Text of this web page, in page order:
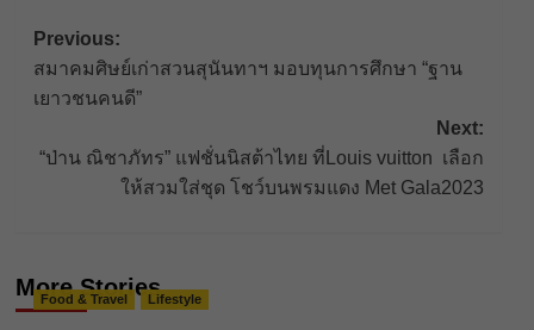
Post
navigation
Previous:
สมาคมศิษย์เก่าสวนสุนันทาฯ มอบทุนการศึกษา “ฐาน
เยาวชนคนดี”
Next:
“ป่าน ณิชาภัทร” แฟชั่นนิสต้าไทย ที่Louis vuitton เลือก
ให้สวมใส่ชุด โชว์บนพรมแดง Met Gala2023
More Stories
Food & Travel Lifestyle